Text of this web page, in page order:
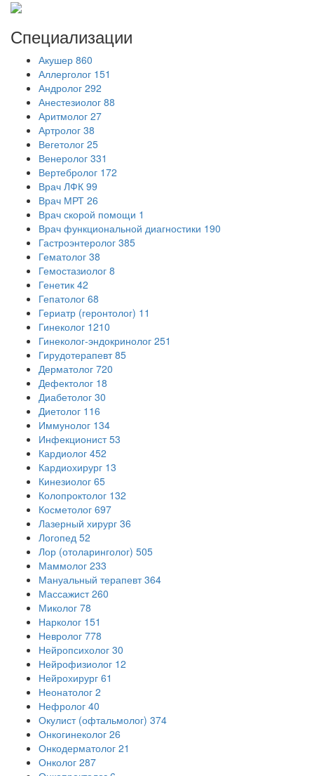
Специализации
Акушер 860
Аллерголог 151
Андролог 292
Анестезиолог 88
Аритмолог 27
Артролог 38
Вегетолог 25
Венеролог 331
Вертебролог 172
Врач ЛФК 99
Врач МРТ 26
Врач скорой помощи 1
Врач функциональной диагностики 190
Гастроэнтеролог 385
Гематолог 38
Гемостазиолог 8
Генетик 42
Гепатолог 68
Гериатр (геронтолог) 11
Гинеколог 1210
Гинеколог-эндокринолог 251
Гирудотерапевт 85
Дерматолог 720
Дефектолог 18
Диабетолог 30
Диетолог 116
Иммунолог 134
Инфекционист 53
Кардиолог 452
Кардиохирург 13
Кинезиолог 65
Колопроктолог 132
Косметолог 697
Лазерный хирург 36
Логопед 52
Лор (отоларинголог) 505
Маммолог 233
Мануальный терапевт 364
Массажист 260
Миколог 78
Нарколог 151
Невролог 778
Нейропсихолог 30
Нейрофизиолог 12
Нейрохирург 61
Неонатолог 2
Нефролог 40
Окулист (офтальмолог) 374
Онкогинеколог 26
Онкодерматолог 21
Онколог 287